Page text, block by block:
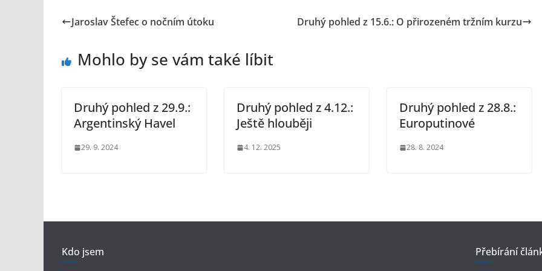
Jaroslav Štefec o nočním útoku Druhý pohled z 15.6.: O přirozeném tržním kurzu
Mohlo by se vám také líbit
Druhý pohled z 29.9.:
Argentinský Havel
29. 9. 2024
Druhý pohled z 4.12.:
Ještě hlouběji
4. 12. 2025
Druhý pohled z 28.8.:
Europutinové
28. 8. 2024
Kdo jsem Přebírání